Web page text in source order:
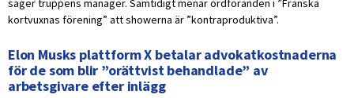
säger truppens manager. Samtidigt menar ordföranden i ”Franska
kortvuxnas förening” att showerna är ”kontraproduktiva”.
Elon Musks plattform X betalar advokatkostnaderna
för de som blir ”orättvist behandlade” av
arbetsgivare efter inlägg